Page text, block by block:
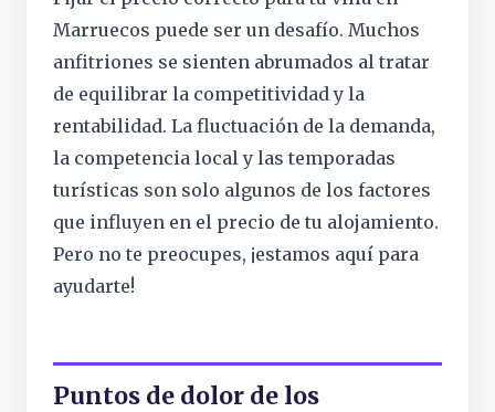
Marruecos puede ser un desafío. Muchos
anfitriones se sienten abrumados al tratar
de equilibrar la competitividad y la
rentabilidad. La fluctuación de la demanda,
la competencia local y las temporadas
turísticas son solo algunos de los factores
que influyen en el precio de tu alojamiento.
Pero no te preocupes, ¡estamos aquí para
ayudarte!
Puntos de dolor de los